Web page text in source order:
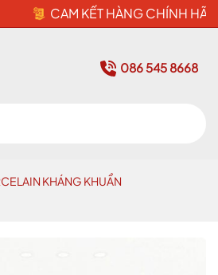
HÀNG CHÍNH HÃNG
086 545 8668
KHÁNG KHUẨN